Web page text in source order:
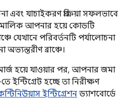
এবং যাচাইকরণ প্রক্রিয়া সফলভাবে
আপনার হয়ে কোডটি
যেখানে পরিবর্তনটি পর্যালোচনা
ব্রাঞ্চে।
হয়ে যাওয়ার পর, আপনার জমা
ইন্টিগ্রেট হচ্ছে তা নিরীক্ষণ
ইন্টিগ্রেশন ড্যাশবোর্ডে